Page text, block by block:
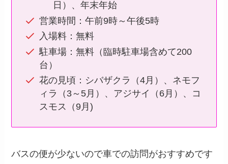
日）、年末年始
営業時間：午前9時～午後5時
入場料：無料
駐車場：無料（臨時駐車場含めて200
台）
花の見頃：シバザクラ（4月）、ネモフ
ィラ（3～5月）、アジサイ（6月）、コ
スモス（9月)
バスの便が少ないので車での訪問がおすすめです